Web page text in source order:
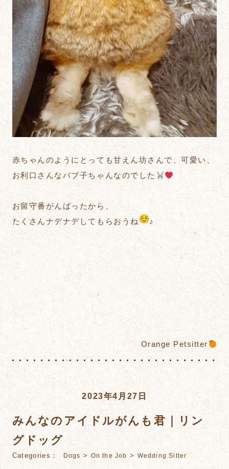
赤ちゃんのようにとっても甘えん坊さんで、可愛い、
お利口さんなバブ子ちゃんなのでした
お留守番がんばったから、
たくさんナデナデしてもらおうね
♪
Orange Petsitter
2023年4月27日
みんなのアイドルがんも君｜リン
グドッグ
Categories： Dogs > On the Job > Wedding Sitter